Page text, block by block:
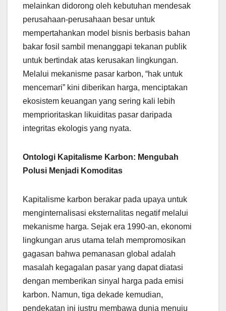
melainkan didorong oleh kebutuhan mendesak
perusahaan-perusahaan besar untuk
mempertahankan model bisnis berbasis bahan
bakar fosil sambil menanggapi tekanan publik
untuk bertindak atas kerusakan lingkungan.
Melalui mekanisme pasar karbon, “hak untuk
mencemari” kini diberikan harga, menciptakan
ekosistem keuangan yang sering kali lebih
memprioritaskan likuiditas pasar daripada
integritas ekologis yang nyata.
Ontologi Kapitalisme Karbon: Mengubah
Polusi Menjadi Komoditas
Kapitalisme karbon berakar pada upaya untuk
menginternalisasi eksternalitas negatif melalui
mekanisme harga. Sejak era 1990-an, ekonomi
lingkungan arus utama telah mempromosikan
gagasan bahwa pemanasan global adalah
masalah kegagalan pasar yang dapat diatasi
dengan memberikan sinyal harga pada emisi
karbon. Namun, tiga dekade kemudian,
pendekatan ini justru membawa dunia menuju